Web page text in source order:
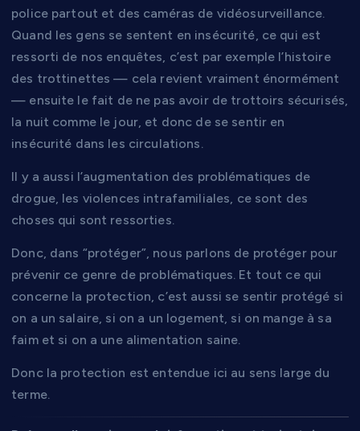
police partout et des caméras de vidéosurveillance.
Quand les gens se sentent en insécurité, ce qui est
ressorti de nos enquêtes, c’est par exemple l’histoire
des trottinettes — cela revient vraiment énormément
— ensuite le fait de ne pas avoir de trottoirs sécurisés,
la nuit comme le jour, et donc de se sentir en
insécurité dans les circulations.
Il y a aussi l’augmentation des problématiques de
drogue, les violences intrafamiliales, ce sont des
choses qui sont ressorties.
Donc, dans “protéger”, nous parlons de protéger pour
prévenir ce genre de problématiques. Et tout ce qui
concerne la protection, c’est aussi se sentir protégé si
on a un salaire, si on a un logement, si on mange à sa
faim et si on a une alimentation saine.
Donc la protection est entendue ici au sens large du
terme.